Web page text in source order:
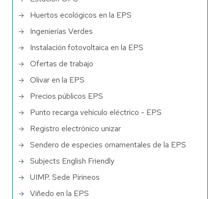
Huertos ecológicos en la EPS
Ingenierías Verdes
Instalación fotovoltaica en la EPS
Ofertas de trabajo
Olivar en la EPS
Precios públicos EPS
Punto recarga vehículo eléctrico - EPS
Registro electrónico unizar
Sendero de especies ornamentales de la EPS
Subjects English Friendly
UIMP. Sede Pirineos
Viñedo en la EPS